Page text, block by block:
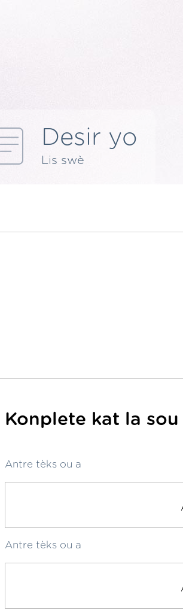
Desir yo
Lis swè
Konplete kat la
Antre tèks ou a
Antre tèks ou a